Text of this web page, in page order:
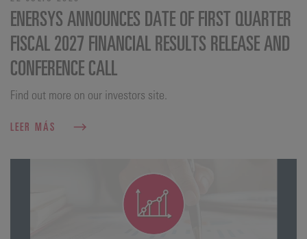
ENERSYS ANNOUNCES DATE OF FIRST QUARTER
FISCAL 2027 FINANCIAL RESULTS RELEASE AND
CONFERENCE CALL
Find out more on our investors site.
LEER MÁS